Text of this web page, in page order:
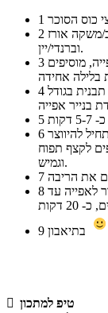
1
2
וברנדי/יין.
3
4
5
6
לקצף תפוח
וגמיש.
7
8
9
 טיפ למתכון